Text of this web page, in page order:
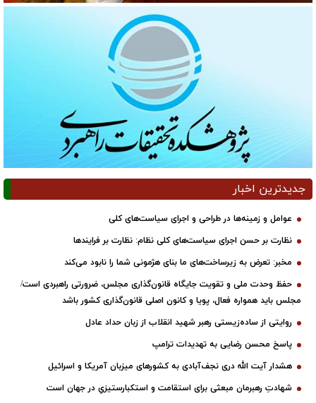
جدیدترین اخبار
عوامل و زمینه‌ها در طراحی و اجرای سیاست‌های کلی
نظارت بر حسن اجرای سیاست‌های کلی نظام: نظارت بر فرایندها
مخبر: تعرض به زیرساخت‌های ما بنای هژمونی شما را نابود می‌کند
حفظ وحدت ملی و تقویت جایگاه قانون‌گذاری مجلس، ضرورتی راهبردی است/
مجلس باید همواره فعال، پویا و کانون اصلی قانون‌گذاری کشور باشد
روایتی از ساده‌زیستی رهبر شهید انقلاب از زبان حداد عادل
پاسخ محسن رضایی به تهدیدات ترامپ
هشدار آیت الله دری نجف‌آبادی به کشورهای میزبان آمریکا و اسرائیل
شهادتِ رهبرمان مبعثی برای استقامت و استکبارستیزیِ در جهان است